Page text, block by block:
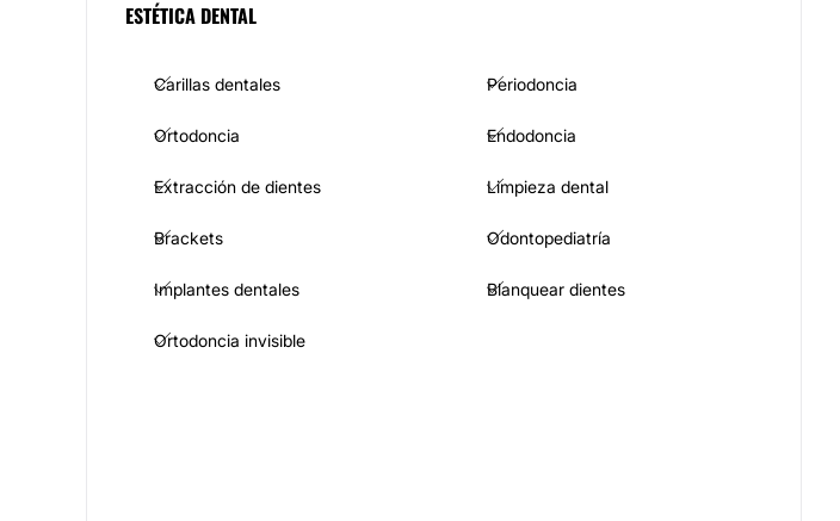
ESTÉTICA DENTAL
Carillas dentales Periodoncia
Ortodoncia Endodoncia
Extracción de dientes Limpieza dental
Brackets Odontopediatría
Implantes dentales Blanquear dientes
Ortodoncia invisible